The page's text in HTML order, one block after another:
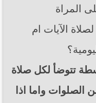
المراة
الآيات ام
تتوضأ لكل صلاة
الصلوات واما اذا